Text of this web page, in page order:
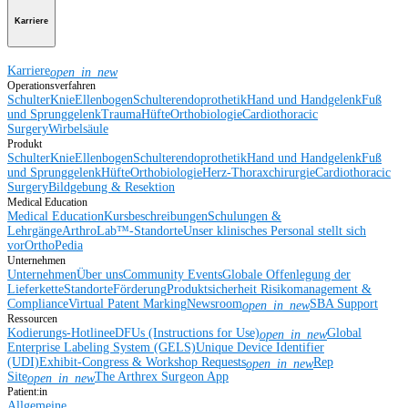
Karriere
Karriereopen_in_new
Operationsverfahren
SchulterKnieEllenbogenSchulterendoprothetikHand und HandgelenkFuß
und SprunggelenkTraumaHüfteOrthobiologieCardiothoracic
SurgeryWirbelsäule
Produkt
SchulterKnieEllenbogenSchulterendoprothetikHand und HandgelenkFuß
und SprunggelenkHüfteOrthobiologieHerz-ThoraxchirurgieCardiothoracic
SurgeryBildgebung & Resektion
Medical Education
Medical EducationKursbeschreibungenSchulungen &
LehrgängeArthroLab™-StandorteUnser klinisches Personal stellt sich
vorOrthoPedia
Unternehmen
UnternehmenÜber unsCommunity EventsGlobale Offenlegung der
LieferketteStandorteFörderungProduktsicherheit Risikomanagement &
ComplianceVirtual Patent MarkingNewsroomopen_in_newSBA Support
Ressourcen
Kodierungs-HotlineeDFUs (Instructions for Use)open_in_newGlobal
Enterprise Labeling System (GELS)Unique Device Identifier
(UDI)Exhibit-Congress & Workshop Requestsopen_in_newRep
Siteopen_in_newThe Arthrex Surgeon App
Patient:in
Allgemeine